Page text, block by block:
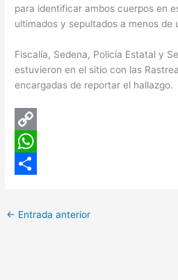
para identificar ambos cuerpos en
ultimados y sepultados a menos de
Fiscalía, Sedena, Policía Estatal y
estuvieron en el sitio con las
encargadas de reportar el hallazgo.
C
oW
← Entrada anterior